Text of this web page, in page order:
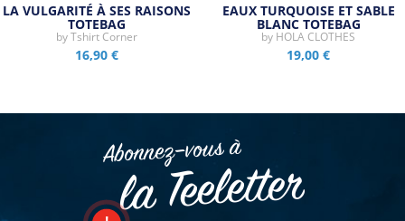
LA VULGARITÉ À SES RAISONS
TOTEBAG
byTshirt Corner
16,90 €
EAUX TURQUOISE ET SABLE
BLANC TOTEBAG
by HOLA CLOTHES
19,00 €
Abonnez–vous à
la Teeletter